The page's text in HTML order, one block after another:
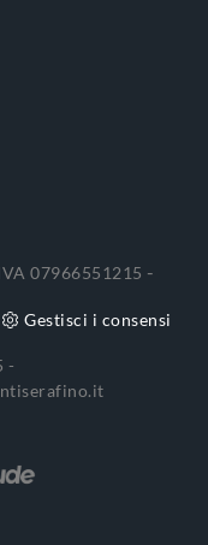
07966551215 -
Gestisci i consensi
-